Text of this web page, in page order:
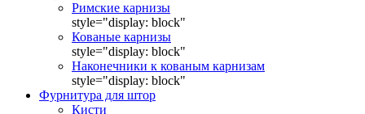
Римские карнизы
style="display: block"
Кованые карнизы
style="display: block"
Наконечники к кованым карнизам
style="display: block"
Фурнитура для штор
Кисти